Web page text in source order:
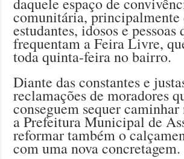
comunitária, principalmente
estudantes, idosos e pessoas
frequentam a Feira Livre,
toda quinta-feira no bairro.
Diante das constantes e
reclamações de moradores
conseguem sequer
a Prefeitura Municipal de
reformar também o
com uma nova concretagem.